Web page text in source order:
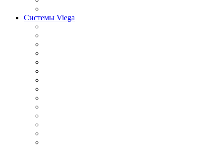
Системы Viega